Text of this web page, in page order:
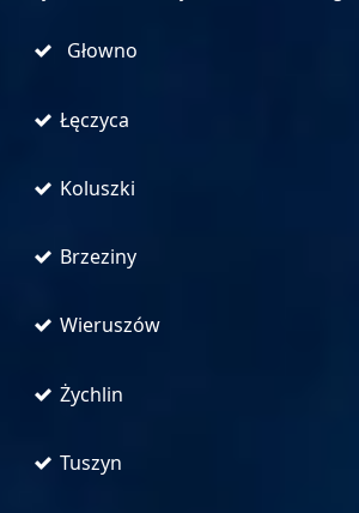
Głowno
Łęczyca
Koluszki
Brzeziny
Wieruszów
Żychlin
Tuszyn